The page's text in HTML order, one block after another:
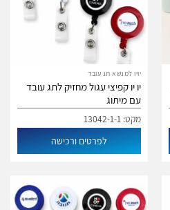
יויו למנשא תג עובד
יו יו קפיצי עגול מחזיק לתג עובד
עם מיתוג
מקט: 13042-1-1
לפרטים ורכישה